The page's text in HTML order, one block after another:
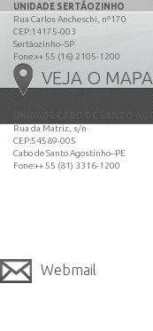
UNIDADE SERTÃOZINHO
Rua Carlos Ancheschi, nº170
CEP:14175-003
Sertãozinho–SP
Fone:++ 55 (16) 2105-1200
VEJA O MAPA
Rua da Matriz, s/n
CEP:54589-005
Cabo de Santo Agostinho–PE
Fone:++ 55 (81) 3316-1200
Webmail